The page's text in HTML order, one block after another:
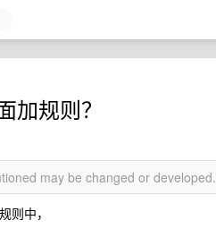
加规则？
may be changed or developed.
则中，